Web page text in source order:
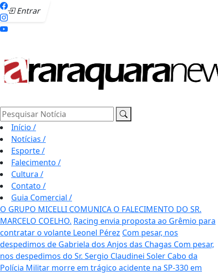
Entrar
Pesquisar Notícia
Início /
Notícias /
Esporte/
Falecimento /
Cultura /
Contato /
Guia Comercial /
O GRUPO MICELLI COMUNICA O FALECIMENTO DO SR.
MARCELO COELHO. Racing envia proposta ao Grêmio para
contratar o volante Leonel Pérez Com pesar, nos
despedimos de Gabriela dos Anjos das Chagas Com pesar,
nos despedimos do Sr. Sergio Claudinei Soler Cabo da
Polícia Militar morre em trágico acidente na SP-330 em